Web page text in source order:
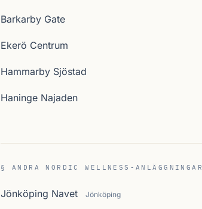
Barkarby Gate
Ekerö Centrum
Hammarby Sjöstad
Haninge Najaden
§ ANDRA NORDIC WELLNESS-ANLÄGGNINGAR
Jönköping Navet Jönköping